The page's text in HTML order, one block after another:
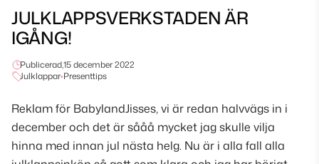
JULKLAPPSVERKSTADEN ÄR
IGÅNG!
Publicerad,15 december 2022
Julklappar•Presenttips
Reklam för BabylandJisses, vi är redan halvvägs in i
december och det är sååå mycket jag skulle vilja
hinna med innan jul nästa helg. Nu är i alla fall alla